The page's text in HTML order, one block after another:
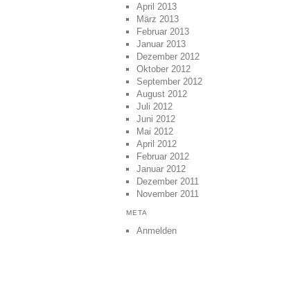
April 2013
März 2013
Februar 2013
Januar 2013
Dezember 2012
Oktober 2012
September 2012
August 2012
Juli 2012
Juni 2012
Mai 2012
April 2012
Februar 2012
Januar 2012
Dezember 2011
November 2011
META
Anmelden